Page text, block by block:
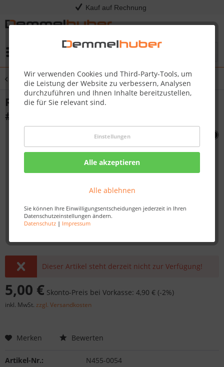
Kauf auf Rechnung
Wir verwenden Cookies und Third-Party-Tools, um
die Leistung der Website zu verbessern, Analysen
durchzuführen und Ihnen Inhalte bereitzustellen,
die für Sie relevant sind.
Einstellungen
Alle akzeptieren
Alle ablehnen
Sie können Ihre Einwilligungsentscheidungen jederzeit in Ihren
Datenschutzeinstellungen ändern.
Datenschutz| Impressum
Übersicht Sonstige Ersatzteile
REAR BURNER ORIFICE 59 LPG L E3
#N455-0054
Dieser Artikel steht derzeit nicht zur Verfügung!
5,00 € Skonto-Preis bei Vorkasse: 4,90 € (-2%)
inkl. MwSt. zzgl. Versandkosten
Merken Bewerten
Artikel-Nr.:
N455-0054